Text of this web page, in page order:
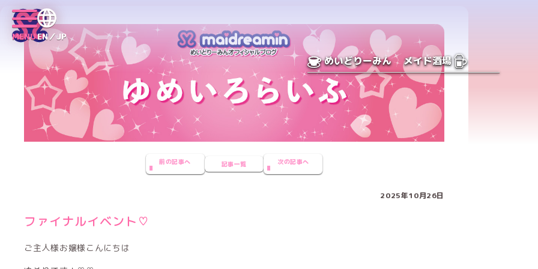
MENUEN／JP
めいどりーみん メイド酒場
前の記事へ 記事一覧 次の記事へ
2025年10月26日
ファイナルイベント♡
ご主人様お嬢様こんにちは